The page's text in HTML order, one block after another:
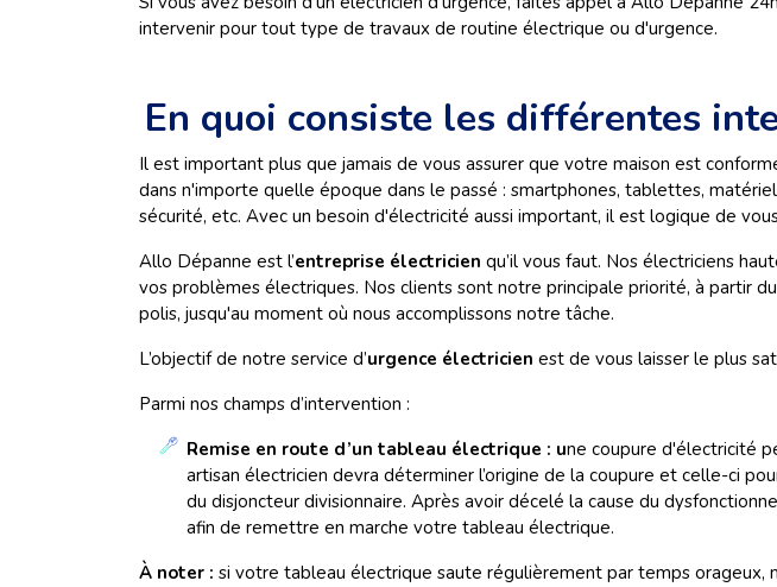
intervenir pour tout type de travaux de routine électrique ou d'urgence.
En quoi consiste les différentes
Il est important plus que jamais de vous assurer que votre maison est
dans n'importe quelle époque dans le passé : smartphones, tablettes,
sécurité, etc. Avec un besoin d'électricité aussi important, il est logique de
Allo Dépanne est l’entreprise électricien qu’il vous faut. Nos électriciens
vos problèmes électriques. Nos clients sont notre principale priorité, à partir
polis, jusqu'au moment où nous accomplissons notre tâche.
L’objectif de notre service d’urgence électricien est de vous laisser le plus
Parmi nos champs d’intervention :
Remise en route d’un tableau électrique : une coupure d'électricité
artisan électricien devra déterminer l’origine de la coupure et celle-ci
du disjoncteur divisionnaire. Après avoir décelé la cause du
afin de remettre en marche votre tableau électrique.
À noter : si votre tableau électrique saute régulièrement par temps orageux,